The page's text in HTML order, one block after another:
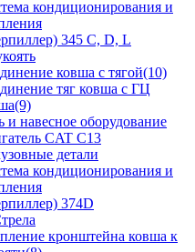
кондиционирования и
345 C, D, L
ковша с тягой(10)
тяг ковша с ГЦ
и навесное оборудование
CAT C13
детали
кондиционирования и
374D
кронштейна ковша к